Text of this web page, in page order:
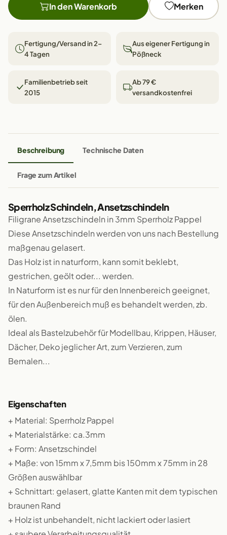
In den Warenkorb Merken
Fertigung/Versand in 2–
4 Tagen
Aus eigener Fertigung in
Pößneck
Familienbetrieb seit
2015
Ab 79 €
versandkostenfrei
Beschreibung Technische Daten
Frage zum Artikel
Sperrholz Schindeln, Ansetzschindeln
Filigrane Ansetzschindeln in 3mm Sperrholz Pappel
Diese Ansetzschindeln werden von uns nach Bestellung
maßgenau gelasert.
Das Holz ist in naturform, kann somit beklebt,
gestrichen, geölt oder... werden.
In Naturform ist es nur für den Innenbereich geeignet,
für den Außenbereich muß es behandelt werden, zb.
ölen.
Ideal als Bastelzubehör für Modellbau, Krippen, Häuser,
Dächer, Deko jeglicher Art, zum Verzieren, zum
Bemalen...
Eigenschaften
+ Material: Sperrholz Pappel
+ Materialstärke: ca.3mm
+ Form: Ansetzschindel
+ Maße: von 15mm x 7,5mm bis 150mm x 75mm in 28
Größen auswählbar
+ Schnittart: gelasert, glatte Kanten mit dem typischen
braunen Rand
+ Holz ist unbehandelt, nicht lackiert oder lasiert